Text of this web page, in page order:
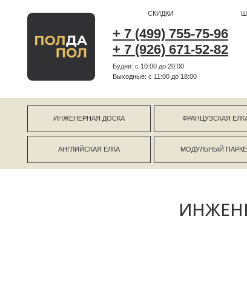
+ 7 (499) 755-75-96
+ 7 (926) 671-52-82
СКИДКИ ШОУ-РУМ
Будни: с 10:00 до 20:00
Выходные: c 11:00 до 18:00
ИНЖЕНЕРНАЯ ДОСКА
АНГЛИЙСКАЯ ЕЛКА
ФРАНЦУЗСКАЯ ЕЛКА
МОДУЛЬНЫЙ ПАРКЕТ